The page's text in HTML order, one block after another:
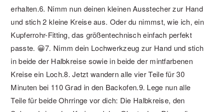
erhalten.6. Nimm nun deinen kleinen Ausstecher zur Hand
und stich 2 kleine Kreise aus. Oder du nimmst, wie ich, ein
Kupferrohr-Fitting, das größentechnisch einfach perfekt
passte. 😀7. Nimm dein Lochwerkzeug zur Hand und stich
in beide der Halbkreise sowie in beide der mintfarbenen
Kreise ein Loch.8. Jetzt wandern alle vier Teile für 30
Minuten bei 110 Grad in den Backofen.9. Lege nun alle
Teile für beide Ohrringe vor dich: Die Halbkreise, den